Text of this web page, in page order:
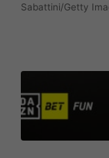
Sabattini/Getty